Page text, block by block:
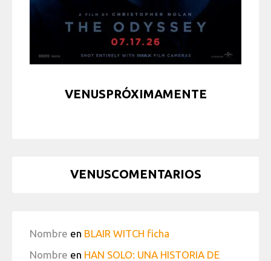
VENUSPRÓXIMAMENTE
VENUSCOMENTARIOS
Nombre en BLAIR WITCH ficha
Nombre en HAN SOLO: UNA HISTORIA DE